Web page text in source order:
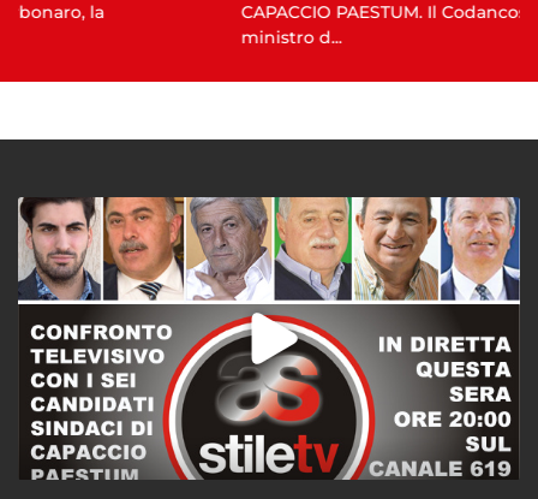
CAPACCIO PAESTUM. Il Codancos lancia un
ministro d...